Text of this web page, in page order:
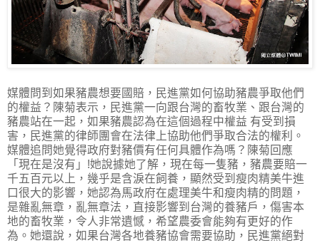
媒體問到如果豬農想要國賠，民進黨如何協助豬農爭取他們
的權益？陳菊表示，民進黨一向跟台灣的畜牧業、跟台灣的
豬農站在一起，如果豬農認為在這個過程中權益 有受到損
害，民進黨的律師團會在法律上協助他們爭取合法的權利。
媒體追問她覺得政府對豬價有任何具體作為嗎？陳菊回應
「現在是沒有」!她說據她了解，現在每一隻豬，豬農要賠一
千五百元以上，幾乎是含淚在飼養，顯然受到瘦肉精美牛進
口很大的影響，她認為馬政府在處理美牛和瘦肉精的問題，
是雜亂無章，亂無章法，直接影響到台灣的養豬戶，傷害本
地的畜牧業，令人非常遺憾，希望農委會能夠有更好的作
為。她還說，如果台灣各地養豬協會需要協助，民進黨絕對